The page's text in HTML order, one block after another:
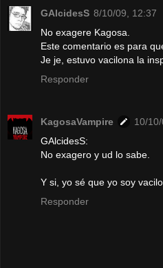
GAlcidesS 8/10/09, 12:37
No exagere Kagosa.
Este comentario es para
Je je, estuvo vacilona la
Responder
KagosaVampire
10/
GAlcidesS:
No exagero y ud lo sabe.
Y si, yo sé que yo soy
Responder